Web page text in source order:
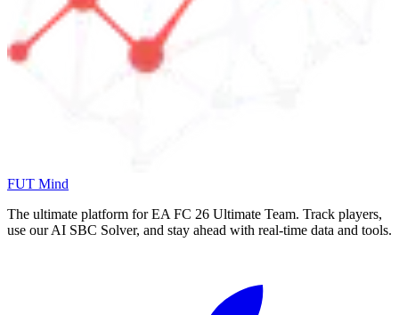
FUT Mind
The ultimate platform for EA FC 26 Ultimate Team. Track players,
use our AI SBC Solver, and stay ahead with real-time data and tools.